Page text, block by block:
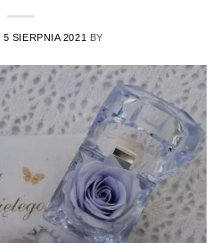
5 SIERPNIA 2021 BY